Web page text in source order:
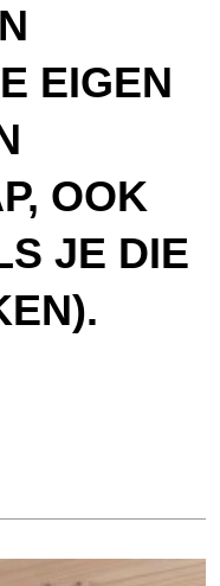
EIGEN
OOK
JE DIE